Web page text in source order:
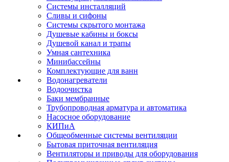
Системы инсталляций
Сливы и сифоны
Системы скрытого монтажа
Душевые кабины и боксы
Душевой канал и трапы
Умная сантехника
Минибассейны
Комплектующие для ванн
Водонагреватели
Водоочистка
Баки мембранные
Трубопроводная арматура и автоматика
Насосное оборудование
КИПиА
Общеобменные системы вентиляции
Бытовая приточная вентиляция
Вентиляторы и приводы для оборудования